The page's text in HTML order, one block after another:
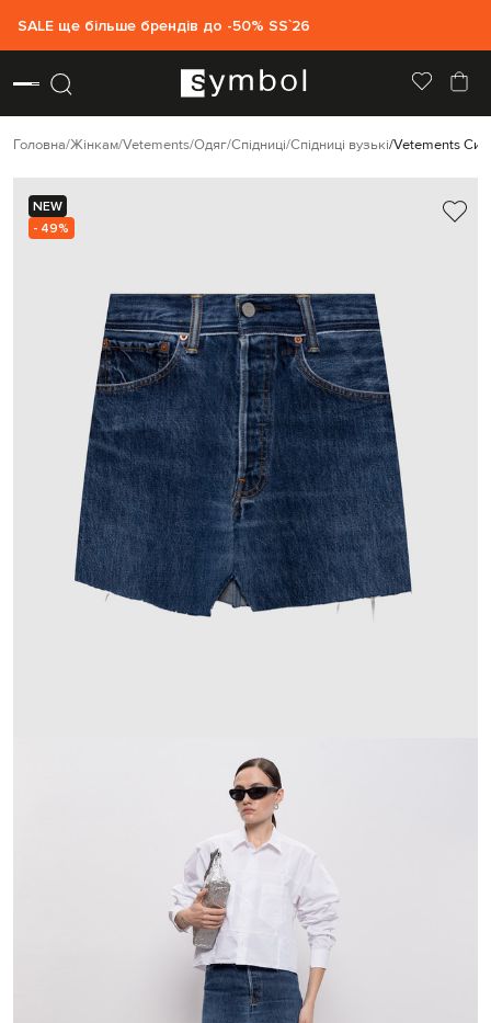
SALE ще більше брендів до -50% SS`26
Головна Жінкам Vetements Одяг Спідниці Спідниці вузькі Vetements
NEW
- 49%